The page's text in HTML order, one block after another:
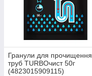
Гранули для прочищення
труб TURBOчист 50г
(4823015909115)